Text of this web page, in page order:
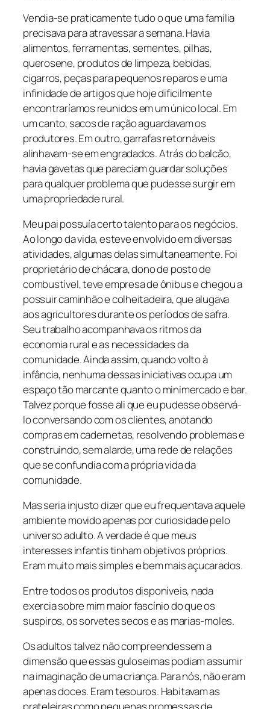
Vendia-se praticamente tudo o que uma família
precisava para atravessar a semana. Havia
alimentos, ferramentas, sementes, pilhas,
querosene, produtos de limpeza, bebidas,
cigarros, peças para pequenos reparos e uma
infinidade de artigos que hoje dificilmente
encontraríamos reunidos em um único local. Em
um canto, sacos de ração aguardavam os
produtores. Em outro, garrafas retornáveis
alinhavam-se em engradados. Atrás do balcão,
havia gavetas que pareciam guardar soluções
para qualquer problema que pudesse surgir em
uma propriedade rural.
Meu pai possuía certo talento para os negócios.
Ao longo da vida, esteve envolvido em diversas
atividades, algumas delas simultaneamente. Foi
proprietário de chácara, dono de posto de
combustível, teve empresa de ônibus e chegou a
possuir caminhão e colheitadeira, que alugava
aos agricultores durante os períodos de safra.
Seu trabalho acompanhava os ritmos da
economia rural e as necessidades da
comunidade. Ainda assim, quando volto à
infância, nenhuma dessas iniciativas ocupa um
espaço tão marcante quanto o minimercado e bar.
Talvez porque fosse ali que eu pudesse observá-
lo conversando com os clientes, anotando
compras em cadernetas, resolvendo problemas e
construindo, sem alarde, uma rede de relações
que se confundia com a própria vida da
comunidade.
Mas seria injusto dizer que eu frequentava aquele
ambiente movido apenas por curiosidade pelo
universo adulto. A verdade é que meus
interesses infantis tinham objetivos próprios.
Eram muito mais simples e bem mais açucarados.
Entre todos os produtos disponíveis, nada
exercia sobre mim maior fascínio do que os
suspiros, os sorvetes secos e as marias-moles.
Os adultos talvez não compreendessem a
dimensão que essas guloseimas podiam assumir
na imaginação de uma criança. Para nós, não eram
apenas doces. Eram tesouros. Habitavam as
prateleiras como pequenas promessas de